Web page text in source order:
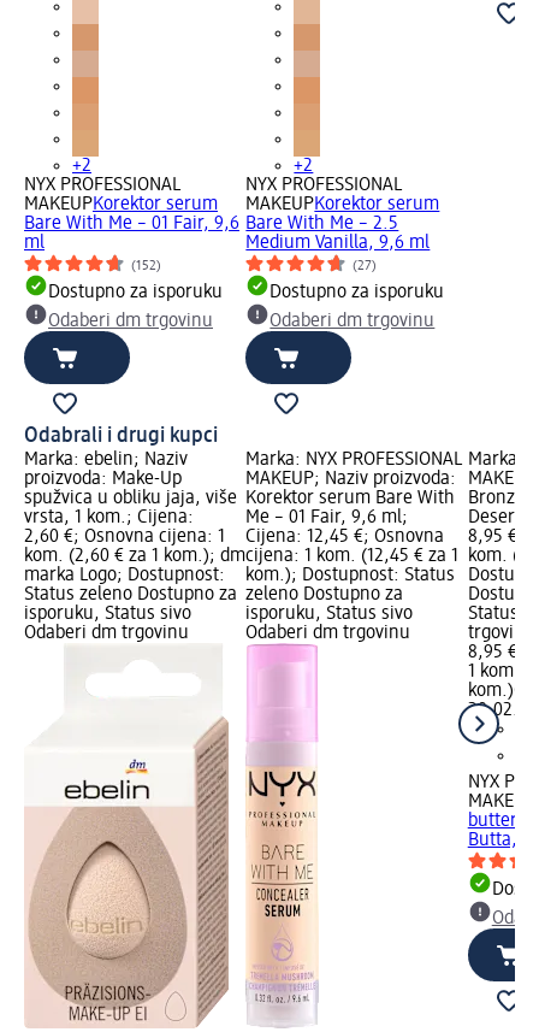
+2
NYX PROFESSIONAL
MAKEUPKorektor serum
Bare With Me – 01 Fair, 9,6
ml
(152)
Dostupno za isporuku
Odaberi dm trgovinu
+2
NYX PROFESSIONAL
MAKEUPKorektor serum
Bare With Me – 2.5
Medium Vanilla, 9,6 ml
(27)
Dostupno za isporuku
Odaberi dm trgovinu
Odabrali i drugi kupci
Marka: ebelin; Naziv
proizvoda: Make-Up
spužvica u obliku jaja, više
vrsta, 1 kom.; Cijena:
2,60 €; Osnovna cijena: 1
kom. (2,60 € za 1 kom.); dm
marka Logo; Dostupnost:
Status zeleno Dostupno za
isporuku, Status sivo
Odaberi dm trgovinu
Marka: NYX PROFESSIONAL
MAKEUP; Naziv proizvoda:
Korektor serum Bare With
Me – 01 Fair, 9,6 ml;
Cijena: 12,45 €; Osnovna
cijena: 1 kom. (12,45 € za 1
kom.); Dostupnost: Status
zeleno Dostupno za
isporuku, Status sivo
Odaberi dm trgovinu
Marka:
Bronzer
8,95 €;
kom.
Status
trgovinu
8,95 €
1 kom.
kom.)
NYX
MAKEUP
Butta, 5